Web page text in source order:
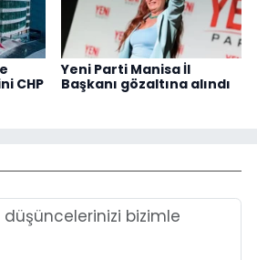
CHP
Yeni Parti Manisa İl
Başkanı gözaltına alındı